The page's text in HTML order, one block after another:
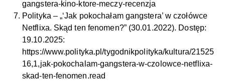
gangstera-kino-ktore-meczy-recenzja
Polityka – „‘Jak pokochałam gangstera’ w czołówce
Netflixa. Skąd ten fenomen?” (30.01.2022). Dostęp:
19.10.2025:
https://www.polityka.pl/tygodnikpolityka/kultura/21525
16,1,jak-pokochalam-gangstera-w-czolowce-netflixa-
skad-ten-fenomen.read